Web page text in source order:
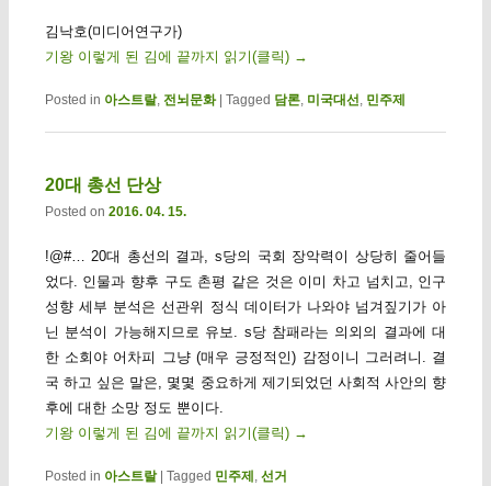
김낙호(미디어연구가)
기왕 이렇게 된 김에 끝까지 읽기(클릭) →
Posted in 아스트랄, 전뇌문화 | Tagged 담론, 미국대선, 민주제
20대 총선 단상
Posted on 2016. 04. 15.
!@#… 20대 총선의 결과, s당의 국회 장악력이 상당히 줄어들
었다. 인물과 향후 구도 촌평 같은 것은 이미 차고 넘치고, 인구
성향 세부 분석은 선관위 정식 데이터가 나와야 넘겨짚기가 아
닌 분석이 가능해지므로 유보. s당 참패라는 의외의 결과에 대
한 소회야 어차피 그냥 (매우 긍정적인) 감정이니 그러려니. 결
국 하고 싶은 말은, 몇몇 중요하게 제기되었던 사회적 사안의 향
후에 대한 소망 정도 뿐이다.
기왕 이렇게 된 김에 끝까지 읽기(클릭) →
Posted in 아스트랄 Tagged 민주제 , 선거